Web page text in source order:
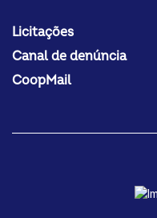
Licitações
Canal de denúncia
CoopMail